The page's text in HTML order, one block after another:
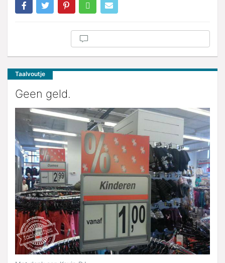
Taalvoutje
Geen geld.